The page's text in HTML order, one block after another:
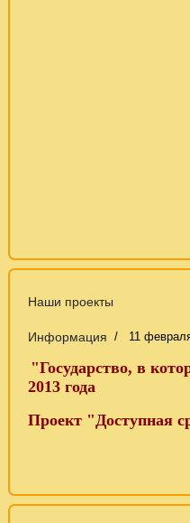
Наши проекты
Информация 11
"Государство, в
2013 года
Проект "Доступная